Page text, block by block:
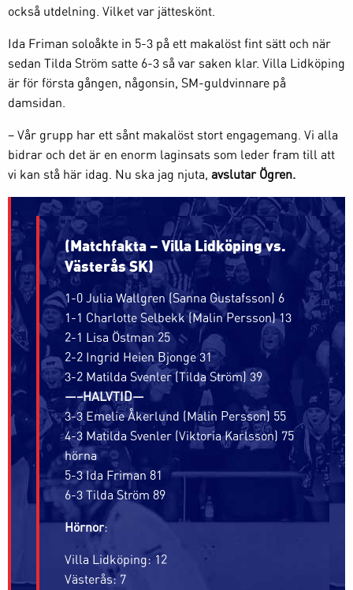
också utdelning. Vilket var jätteskönt.
Ida Friman soloåkte in 5-3 på ett makalöst fint sätt och när
sedan Tilda Ström satte 6-3 så var saken klar. Villa Lidköping
är för första gången, någonsin, SM-guldvinnare på
damsidan.
– Vår grupp har ett sånt makalöst stort engagemang. Vi alla
bidrar och det är en enorm laginsats som leder fram till att
vi kan stå här idag. Nu ska jag njuta, avslutar Ögren.
(Matchfakta – Villa Lidköping vs.
Västerås SK)
1-0 Julia Wallgren (Sanna Gustafsson) 6
1-1 Charlotte Selbekk (Malin Persson) 13
2-1 Lisa Östman 25
2-2 Ingrid Heien Bjonge 31
3-2 Matilda Svenler (Tilda Ström) 39
—–HALVTID—
3-3 Emelie Åkerlund (Malin Persson) 55
4-3 Matilda Svenler (Viktoria Karlsson) 75
hörna
5-3 Ida Friman 81
6-3 Tilda Ström 89
Hörnor:
Villa Lidköping: 12
Västerås: 7